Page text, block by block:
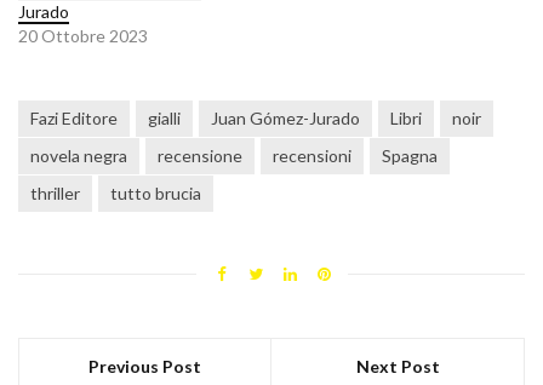
Jurado
20 Ottobre 2023
Fazi Editore gialli Juan Gómez-Jurado Libri
noir
novela negra
recensione recensioni
Spagna
thriller
tutto brucia
Previous Post Next Post